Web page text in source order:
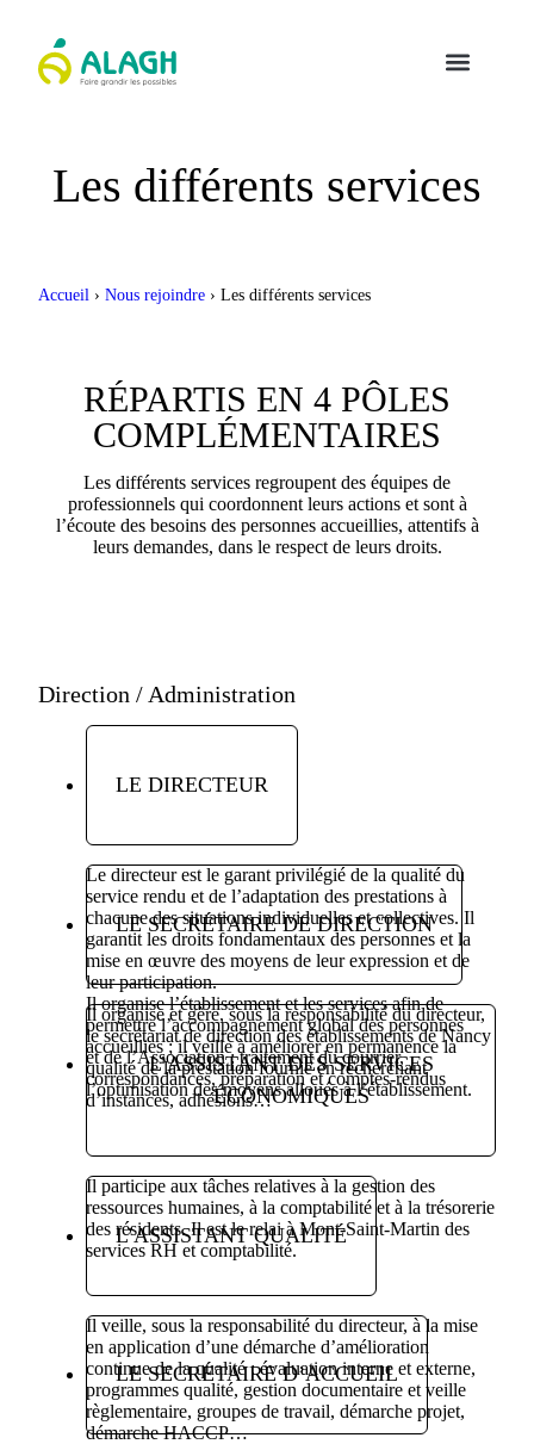
Les différents services
Accueil › Nous rejoindre › Les différents services
RÉPARTIS EN 4 PÔLES
COMPLÉMENTAIRES
Les différents services regroupent des équipes de
professionnels qui coordonnent leurs actions et sont à
l’écoute des besoins des personnes accueillies, attentifs à
leurs demandes, dans le respect de leurs droits.
Direction / Administration
LE DIRECTEUR
Le directeur est le garant privilégié de la qualité du
service rendu et de l’adaptation des prestations à
chacune des situations individuelles et collectives. Il
garantit les droits fondamentaux des personnes et la
mise en œuvre des moyens de leur expression et de
leur participation.
Il organise l’établissement et les services afin de
permettre l’accompagnement global des personnes
accueillies ; il veille à améliorer en permanence la
qualité de la prestation fournie en recherchant
l’optimisation des moyens alloués à l’établissement.
LE SECRÉTAIRE DE DIRECTION
Il organise et gère, sous la responsabilité du directeur,
le secrétariat de direction des établissements de Nancy
et de l’Association : traitement du courrier,
correspondances, préparation et comptes-rendus
d’instances, adhésions…
L’ASSISTANT DES SERVICES
ÉCONOMIQUES
Il participe aux tâches relatives à la gestion des
ressources humaines, à la comptabilité et à la trésorerie
des résidents. Il est le relai à Mont-Saint-Martin des
services RH et comptabilité.
L’ASSISTANT QUALITÉ
Il veille, sous la responsabilité du directeur, à la mise
en application d’une démarche d’amélioration
continue de la qualité : évaluation interne et externe,
programmes qualité, gestion documentaire et veille
règlementaire, groupes de travail, démarche projet,
démarche HACCP…
LE SECRÉTAIRE D’ACCUEIL